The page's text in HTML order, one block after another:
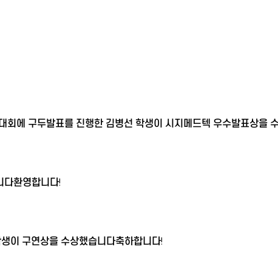
에 구두발표를 진행한 김병선 학생이 시지메드텍 우수발표상을
환영합니다!
이 구연상을 수상했습니다축하합니다!